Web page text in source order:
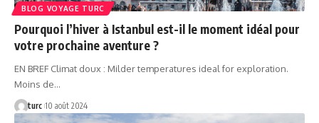
BLOG VOYAGE TURC
Pourquoi l’hiver à Istanbul est-il le moment idéal pour
votre prochaine aventure ?
EN BREF Climat doux : Milder temperatures ideal for exploration.
Moins de…
turc 10 août 2024